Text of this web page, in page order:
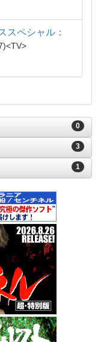
スペシャル：
TV
0
3
1